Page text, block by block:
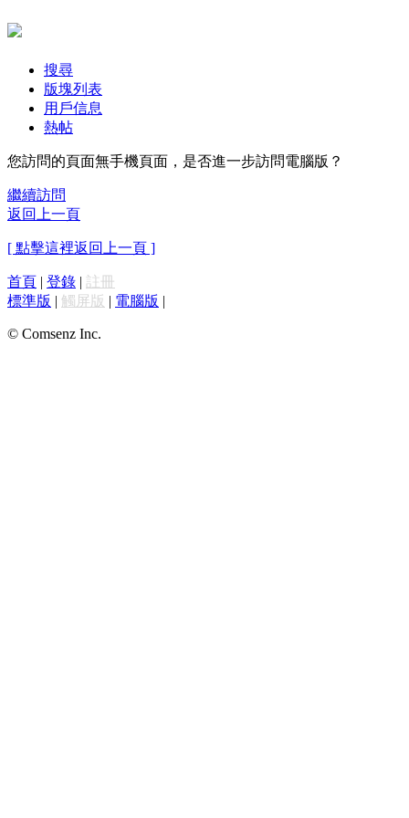
搜尋
版塊列表
用戶信息
熱帖
您訪問的頁面無手機頁面，是否進一步訪問電腦版？
繼續訪問
返回上一頁
[ 點擊這裡返回上一頁 ]
首頁 | 登錄 | 註冊
標準版 | 觸屏版 | 電腦版 |
© Comsenz Inc.